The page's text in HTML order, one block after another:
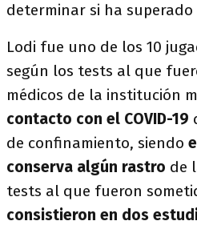
determinar si ha
Lodi fue uno de los 10
según los tests al que
médicos de la institución
contacto con el COVID-19
de confinamiento, siendo
conserva algún rastro de
tests al que fueron
consistieron en dos